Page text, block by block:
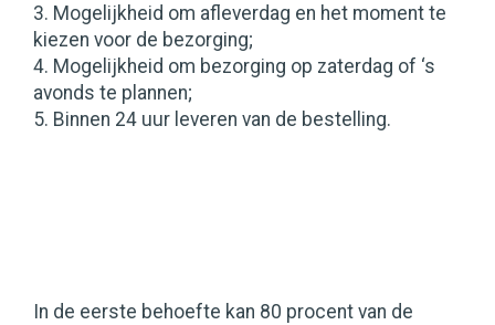
3. Mogelijkheid om afleverdag en het moment te
kiezen voor de bezorging;
4. Mogelijkheid om bezorging op zaterdag of ‘s
avonds te plannen;
5. Binnen 24 uur leveren van de bestelling.
In de eerste behoefte kan 80 procent van de